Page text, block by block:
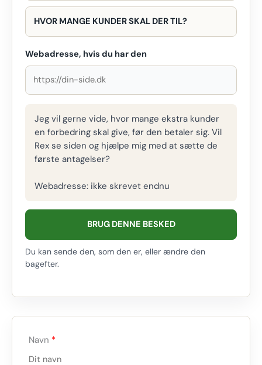
HVOR MANGE KUNDER SKAL DER TIL?
Webadresse, hvis du har den
Jeg vil gerne vide, hvor mange ekstra kunder
en forbedring skal give, før den betaler sig. Vil
Rex se siden og hjælpe mig med at sætte de
første antagelser?
Webadresse: ikke skrevet endnu
BRUG DENNE BESKED
Du kan sende den, som den er, eller ændre den
bagefter.
Navn